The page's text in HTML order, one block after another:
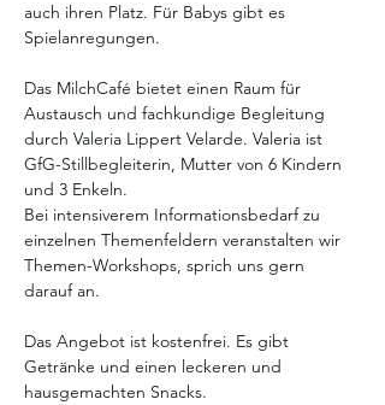
auch ihren Platz. Für Babys gibt es
Spielanregungen.
Das MilchCafé bietet einen Raum für
Austausch und fachkundige Begleitung
durch Valeria Lippert Velarde. Valeria ist
GfG-Stillbegleiterin, Mutter von 6 Kindern
und 3 Enkeln.
Bei intensiverem Informationsbedarf zu
einzelnen Themenfeldern veranstalten wir
Themen-Workshops, sprich uns gern
darauf an.
Das Angebot ist kostenfrei. Es gibt
Getränke und einen leckeren und
hausgemachten Snacks.